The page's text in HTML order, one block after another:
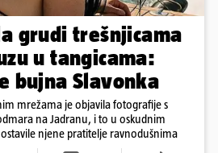
grudi trešnjicama
u tangicama:
bujna Slavonka
mrežama je objavila fotografije s
na Jadranu, i to u oskudnim
njene pratitelje ravnodušnima